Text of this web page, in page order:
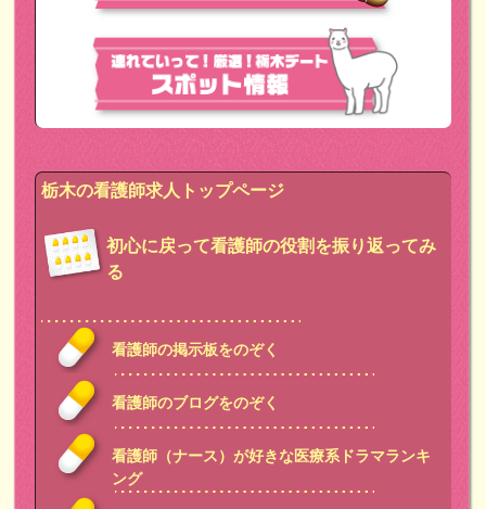
栃木の看護師求人トップページ
初心に戻って看護師の役割を振り返ってみ
る
看護師の掲示板をのぞく
看護師のブログをのぞく
看護師（ナース）が好きな医療系ドラマランキ
ング